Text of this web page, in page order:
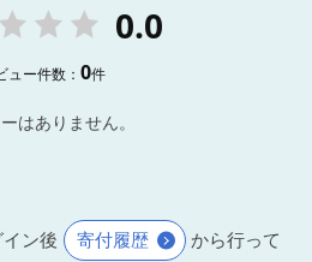
0.0
ュー件数：0件
はありません。
ン後 寄付履歴
から行って